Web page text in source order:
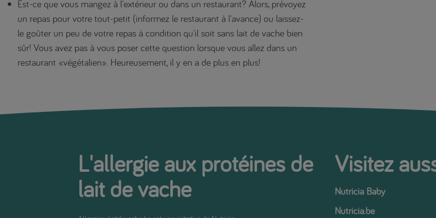
Est-ce que vous mangez à l'extérieur ou dans un restaurant? Alors, prévoyez
un repas pour votre tout-petit (informez le restaurant à l'avance) ou laissez-
le goûter un peu de votre repas à condition qu'il soit sans lait de vache bien
sûr! Vous avez pas à vous poser cette question lorsque vous allez dans un
restaurant «végétalien». Heureusement, il y en a de plus en plus!
L'allergie aux protéines de
lait de vache
Visitez
Nutricia Baby
Nutricia.be